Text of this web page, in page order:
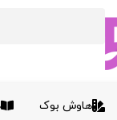
هاوش بوک